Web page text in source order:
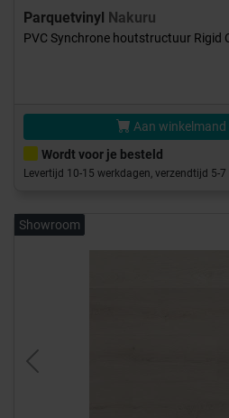
Parquetvinyl Nakuru
PVC Synchrone houtstructuur Rigid
Aan winkelmand
Wordt voor je besteld
Levertijd 10-15 werkdagen, verzendtijd 5-
Showroom
Previous